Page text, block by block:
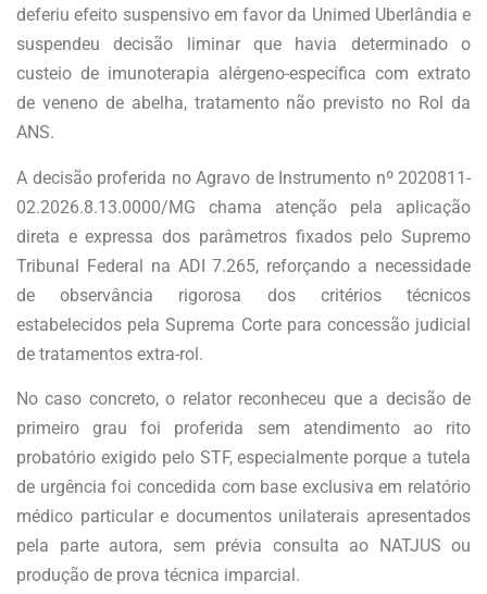
deferiu efeito suspensivo em favor da Unimed Uberlândia e
suspendeu decisão liminar que havia determinado o
custeio de imunoterapia alérgeno-específica com extrato
de veneno de abelha, tratamento não previsto no Rol da
ANS.
A decisão proferida no Agravo de Instrumento nº 2020811-
02.2026.8.13.0000/MG chama atenção pela aplicação
direta e expressa dos parâmetros fixados pelo Supremo
Tribunal Federal na ADI 7.265, reforçando a necessidade
de observância rigorosa dos critérios técnicos
estabelecidos pela Suprema Corte para concessão judicial
de tratamentos extra-rol.
No caso concreto, o relator reconheceu que a decisão de
primeiro grau foi proferida sem atendimento ao rito
probatório exigido pelo STF, especialmente porque a tutela
de urgência foi concedida com base exclusiva em relatório
médico particular e documentos unilaterais apresentados
pela parte autora, sem prévia consulta ao NATJUS ou
produção de prova técnica imparcial.